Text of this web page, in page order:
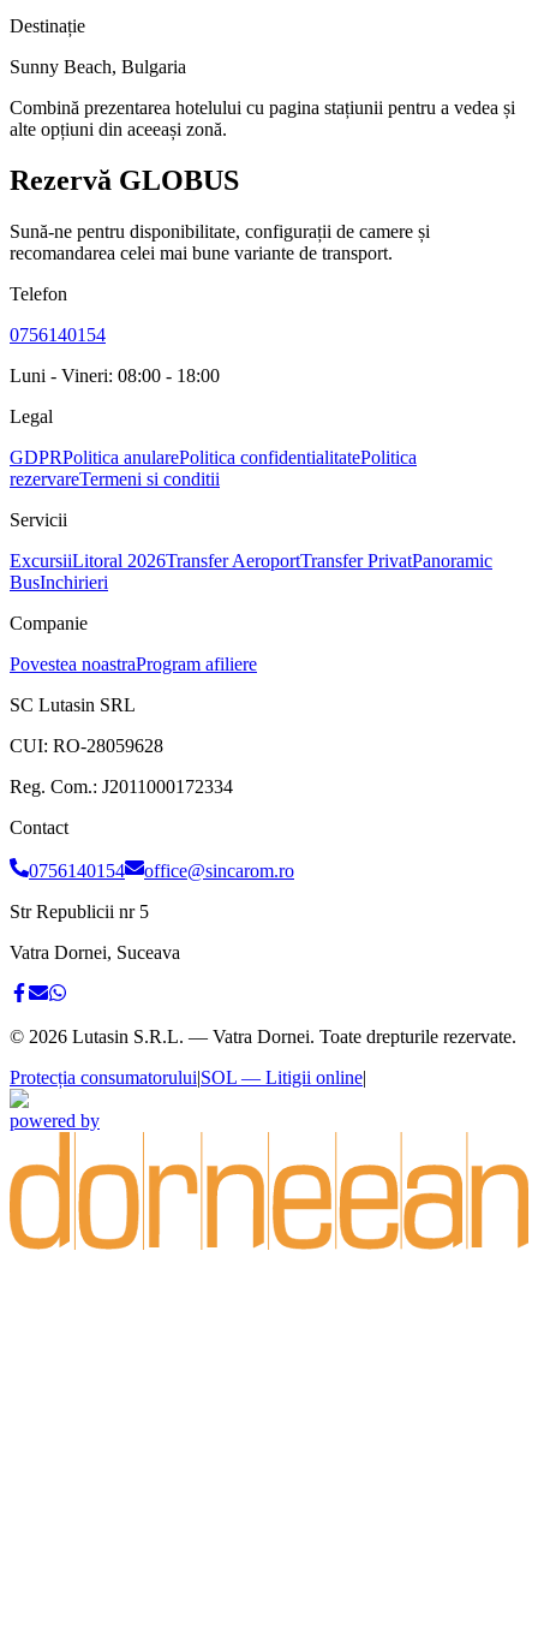
Destinație
Sunny Beach, Bulgaria
Combină prezentarea hotelului cu pagina stațiunii pentru a vedea și
alte opțiuni din aceeași zonă.
Rezervă GLOBUS
Sună-ne pentru disponibilitate, configurații de camere și
recomandarea celei mai bune variante de transport.
Telefon
0756140154
Luni - Vineri: 08:00 - 18:00
Legal
GDPRPolitica anularePolitica confidentialitatePolitica
rezervareTermeni si conditii
Servicii
ExcursiiLitoral 2026Transfer AeroportTransfer PrivatPanoramic
BusInchirieri
Companie
Povestea noastraProgram afiliere
SC Lutasin SRL
CUI: RO-28059628
Reg. Com.: J2011000172334
Contact
0756140154
office@sincarom.ro
Str Republicii nr 5
Vatra Dornei, Suceava
© 2026 Lutasin S.R.L. — Vatra Dornei. Toate drepturile rezervate.
Protecția consumatorului|SOL — Litigii online|
powered by